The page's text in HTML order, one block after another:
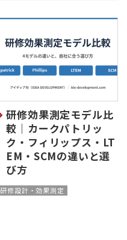
研修効果測定モデル比
較｜カークパトリッ
ク・フィリップス・LT
EM・SCMの違いと選
び方
研修設計・効果測定